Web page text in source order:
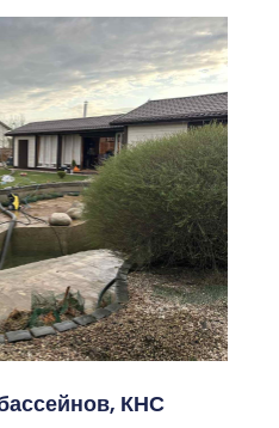
КНС